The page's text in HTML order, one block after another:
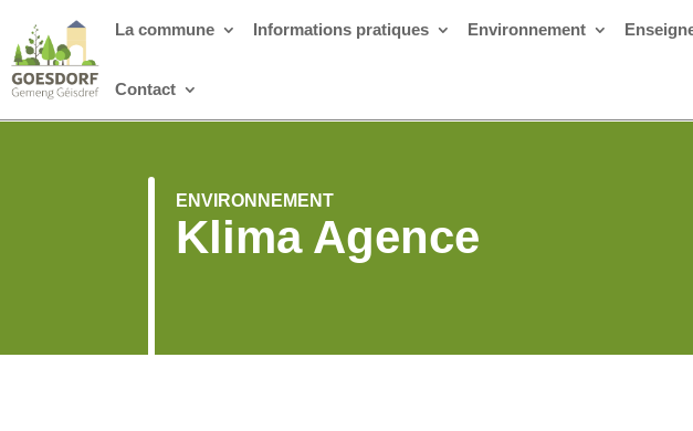
La commune Informations pratiques Environnement
Contact
ENVIRONNEMENT
Klima Agence